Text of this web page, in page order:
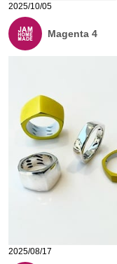
2025/10/05
Magenta 4
2025/08/17